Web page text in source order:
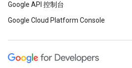
Google API 控制台
Google Cloud Platform Console